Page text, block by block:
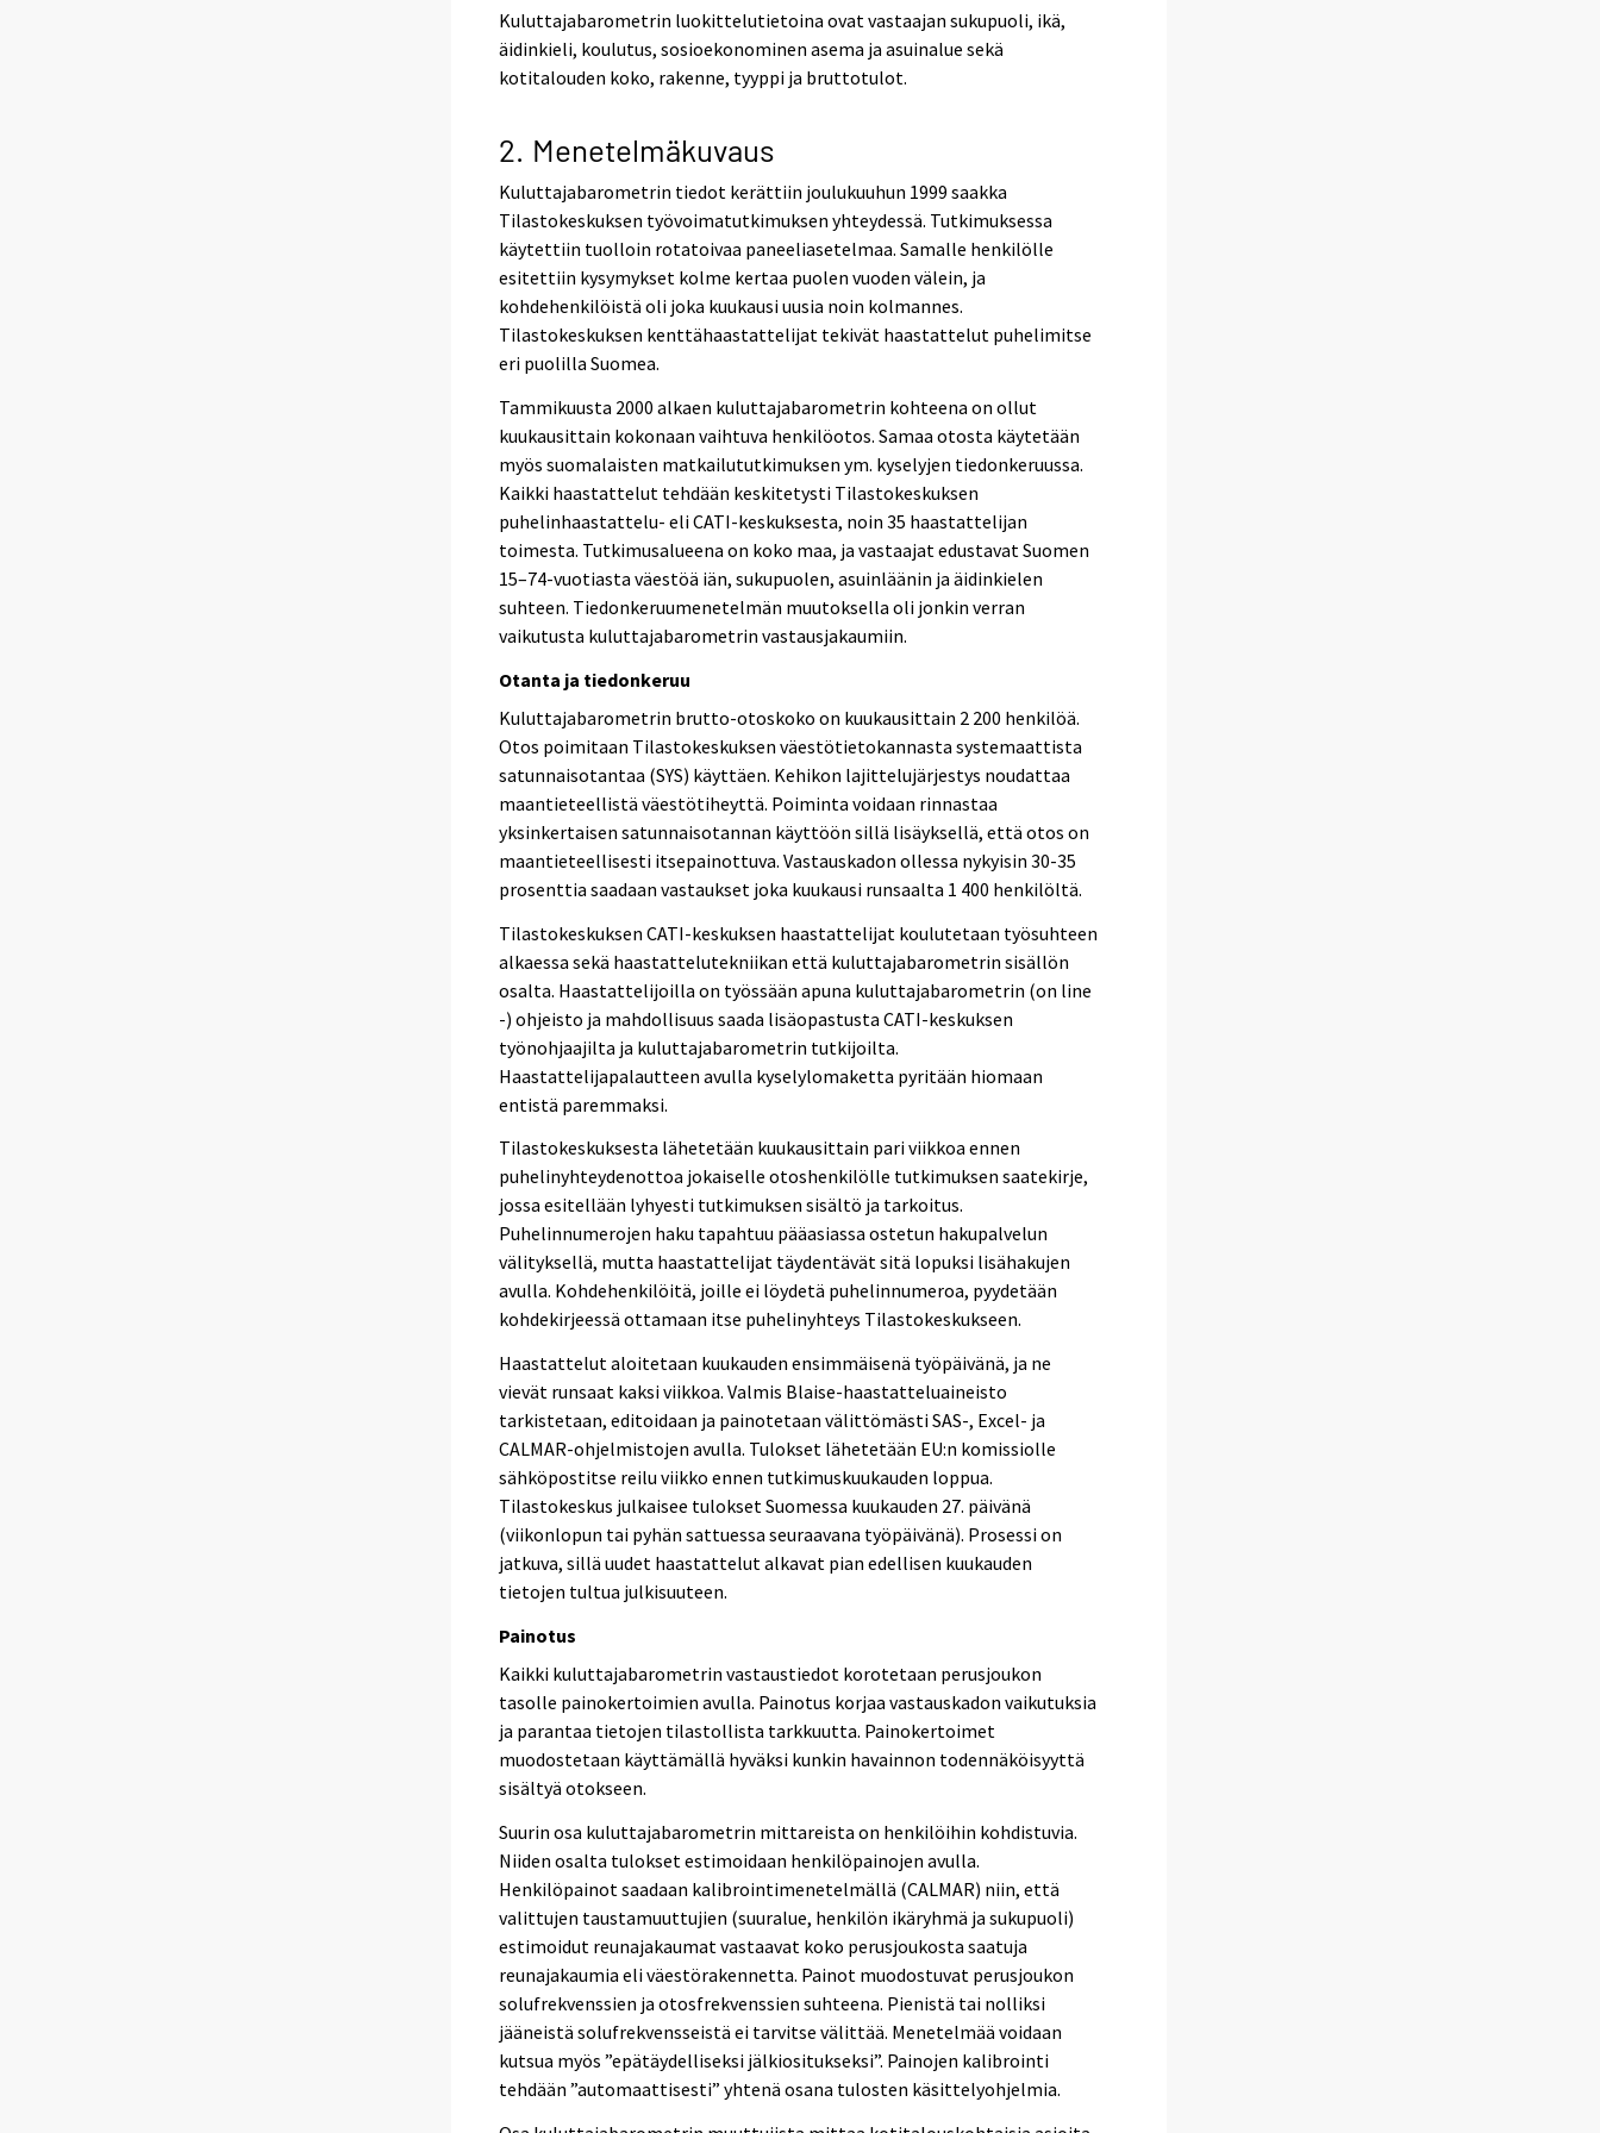
Kuluttajabarometrin luokittelutietoina ovat vastaajan sukupuoli, ikä,
äidinkieli, koulutus, sosioekonominen asema ja asuinalue sekä
kotitalouden koko, rakenne, tyyppi ja bruttotulot.
2. Menetelmäkuvaus
Kuluttajabarometrin tiedot kerättiin joulukuuhun 1999 saakka
Tilastokeskuksen työvoimatutkimuksen yhteydessä. Tutkimuksessa
käytettiin tuolloin rotatoivaa paneeliasetelmaa. Samalle henkilölle
esitettiin kysymykset kolme kertaa puolen vuoden välein, ja
kohdehenkilöistä oli joka kuukausi uusia noin kolmannes.
Tilastokeskuksen kenttähaastattelijat tekivät haastattelut puhelimitse
eri puolilla Suomea.
Tammikuusta 2000 alkaen kuluttajabarometrin kohteena on ollut
kuukausittain kokonaan vaihtuva henkilöotos. Samaa otosta käytetään
myös suomalaisten matkailututkimuksen ym. kyselyjen tiedonkeruussa.
Kaikki haastattelut tehdään keskitetysti Tilastokeskuksen
puhelinhaastattelu- eli CATI-keskuksesta, noin 35 haastattelijan
toimesta. Tutkimusalueena on koko maa, ja vastaajat edustavat Suomen
15–74-vuotiasta väestöä iän, sukupuolen, asuinläänin ja äidinkielen
suhteen. Tiedonkeruumenetelmän muutoksella oli jonkin verran
vaikutusta kuluttajabarometrin vastausjakaumiin.
Otanta ja tiedonkeruu
Kuluttajabarometrin brutto-otoskoko on kuukausittain 2 200 henkilöä.
Otos poimitaan Tilastokeskuksen väestötietokannasta systemaattista
satunnaisotantaa (SYS) käyttäen. Kehikon lajittelujärjestys noudattaa
maantieteellistä väestötiheyttä. Poiminta voidaan rinnastaa
yksinkertaisen satunnaisotannan käyttöön sillä lisäyksellä, että otos on
maantieteellisesti itsepainottuva. Vastauskadon ollessa nykyisin 30-35
prosenttia saadaan vastaukset joka kuukausi runsaalta 1 400 henkilöltä.
Tilastokeskuksen CATI-keskuksen haastattelijat koulutetaan työsuhteen
alkaessa sekä haastattelutekniikan että kuluttajabarometrin sisällön
osalta. Haastattelijoilla on työssään apuna kuluttajabarometrin (on line
-) ohjeisto ja mahdollisuus saada lisäopastusta CATI-keskuksen
työnohjaajilta ja kuluttajabarometrin tutkijoilta.
Haastattelijapalautteen avulla kyselylomaketta pyritään hiomaan
entistä paremmaksi.
Tilastokeskuksesta lähetetään kuukausittain pari viikkoa ennen
puhelinyhteydenottoa jokaiselle otoshenkilölle tutkimuksen saatekirje,
jossa esitellään lyhyesti tutkimuksen sisältö ja tarkoitus.
Puhelinnumerojen haku tapahtuu pääasiassa ostetun hakupalvelun
välityksellä, mutta haastattelijat täydentävät sitä lopuksi lisähakujen
avulla. Kohdehenkilöitä, joille ei löydetä puhelinnumeroa, pyydetään
kohdekirjeessä ottamaan itse puhelinyhteys Tilastokeskukseen.
Haastattelut aloitetaan kuukauden ensimmäisenä työpäivänä, ja ne
vievät runsaat kaksi viikkoa. Valmis Blaise-haastatteluaineisto
tarkistetaan, editoidaan ja painotetaan välittömästi SAS-, Excel- ja
CALMAR-ohjelmistojen avulla. Tulokset lähetetään EU:n komissiolle
sähköpostitse reilu viikko ennen tutkimuskuukauden loppua.
Tilastokeskus julkaisee tulokset Suomessa kuukauden 27. päivänä
(viikonlopun tai pyhän sattuessa seuraavana työpäivänä). Prosessi on
jatkuva, sillä uudet haastattelut alkavat pian edellisen kuukauden
tietojen tultua julkisuuteen.
Painotus
Kaikki kuluttajabarometrin vastaustiedot korotetaan perusjoukon
tasolle painokertoimien avulla. Painotus korjaa vastauskadon vaikutuksia
ja parantaa tietojen tilastollista tarkkuutta. Painokertoimet
muodostetaan käyttämällä hyväksi kunkin havainnon todennäköisyyttä
sisältyä otokseen.
Suurin osa kuluttajabarometrin mittareista on henkilöihin kohdistuvia.
Niiden osalta tulokset estimoidaan henkilöpainojen avulla.
Henkilöpainot saadaan kalibrointimenetelmällä (CALMAR) niin, että
valittujen taustamuuttujien (suuralue, henkilön ikäryhmä ja sukupuoli)
estimoidut reunajakaumat vastaavat koko perusjoukosta saatuja
reunajakaumia eli väestörakennetta. Painot muodostuvat perusjoukon
solufrekvenssien ja otosfrekvenssien suhteena. Pienistä tai nolliksi
jääneistä solufrekvensseistä ei tarvitse välittää. Menetelmää voidaan
kutsua myös ”epätäydelliseksi jälkiositukseksi”. Painojen kalibrointi
tehdään ”automaattisesti” yhtenä osana tulosten käsittelyohjelmia.